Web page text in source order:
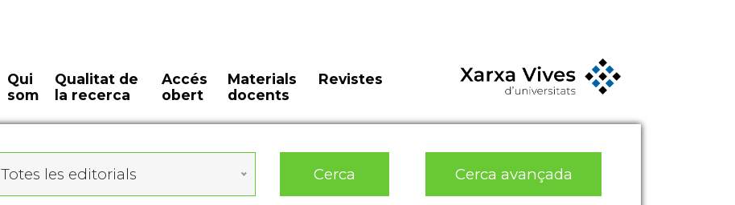
Qui
som
Qualitat de
la recerca
Accés
obert
Materials
docents
Revistes
Totes les editorials Cerca Cerca avançada